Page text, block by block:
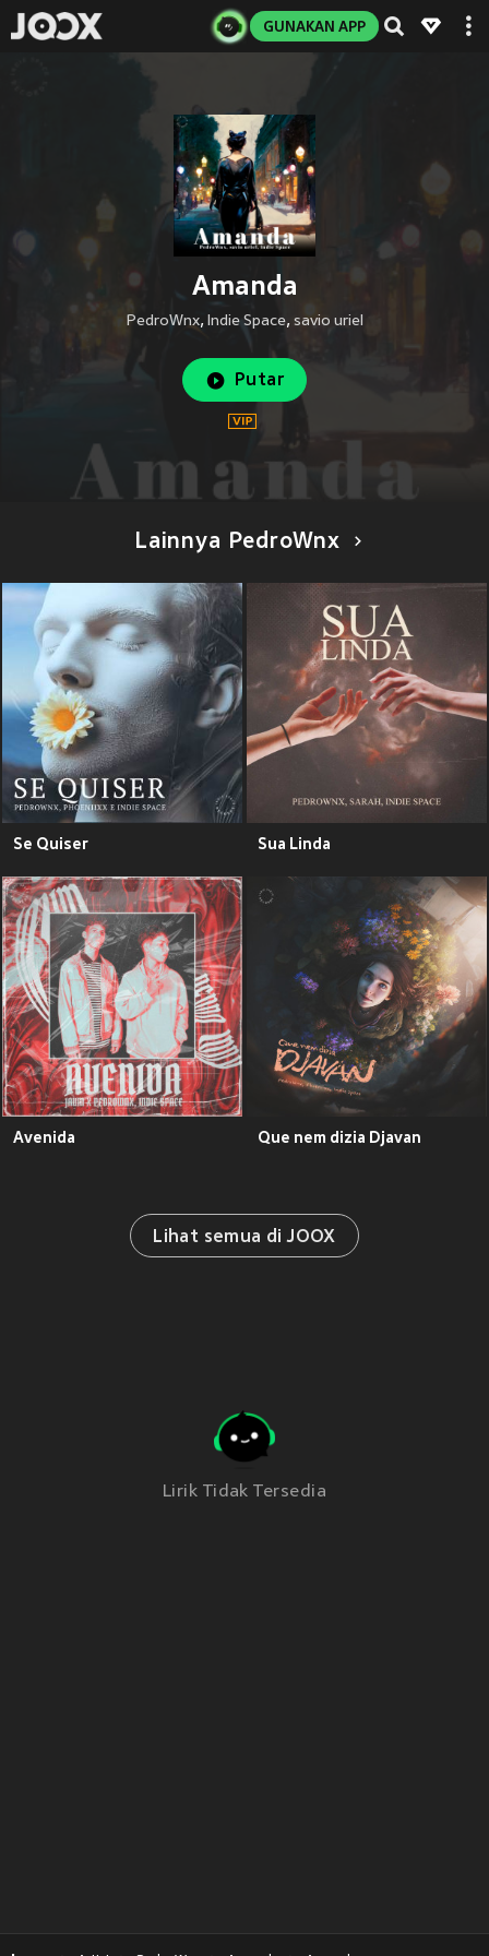
GUNAKAN APP
Amanda
PedroWnx, Indie Space, savio uriel
Putar
Lainnya PedroWnx
Se Quiser Sua Linda
Avenida Que nem dizia Djavan
Lihat semua di JOOX
Lirik Tidak Tersedia